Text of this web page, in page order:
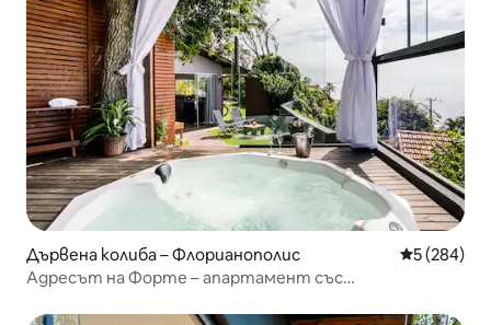
Дървена колиба – Флорианополис Средна
5 (284)
Адресът на Форте – апартамент със